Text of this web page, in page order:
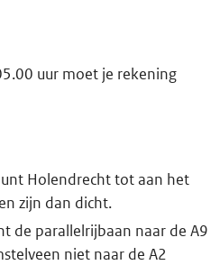
uur moet je rekening
Holendrecht tot aan het
zijn dan dicht.
de parallelrijbaan naar de A9
niet naar de A2